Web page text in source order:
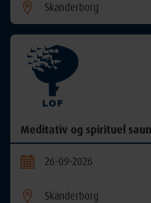
Skanderborg
Meditativ og spirituel
26-09-2026
Skanderborg